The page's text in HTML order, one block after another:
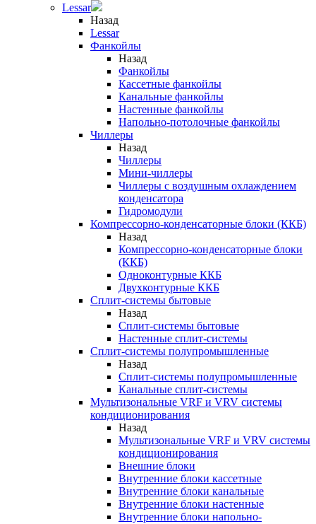
Lessar
Назад
Lessar
Фанкойлы
Назад
Фанкойлы
Кассетные фанкойлы
Канальные фанкойлы
Настенные фанкойлы
Напольно-потолочные фанкойлы
Чиллеры
Назад
Чиллеры
Мини-чиллеры
Чиллеры с воздушным охлаждением
конденсатора
Гидромодули
Компрессорно-конденсаторные блоки (ККБ)
Назад
Компрессорно-конденсаторные блоки
(ККБ)
Одноконтурные ККБ
Двухконтурные ККБ
Сплит-системы бытовые
Назад
Сплит-системы бытовые
Настенные сплит-системы
Сплит-системы полупромышленные
Назад
Сплит-системы полупромышленные
Канальные сплит-системы
Мультизональные VRF и VRV системы
кондиционирования
Назад
Мультизональные VRF и VRV системы
кондиционирования
Внешние блоки
Внутренние блоки кассетные
Внутренние блоки канальные
Внутренние блоки настенные
Внутренние блоки напольно-